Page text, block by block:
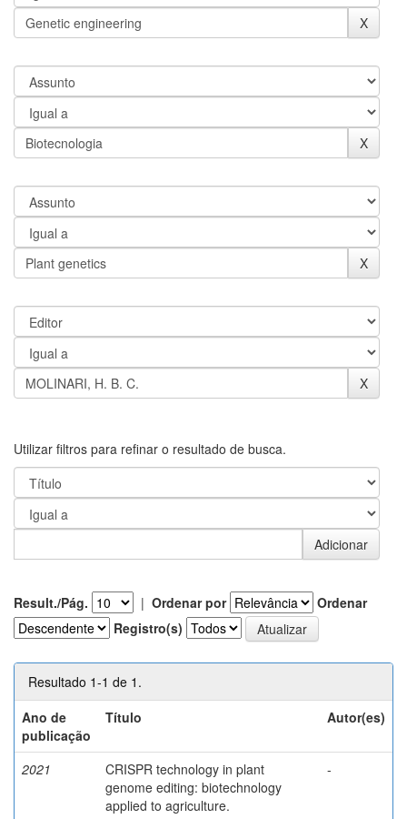
Utilizar filtros para refinar o resultado de busca.
Result./Pág. | Ordenar por
Ordenar
Registro(s)
Resultado 1-1 de 1.
Ano de
publicação
Título Autor(es)
2021
CRISPR technology in plant
genome editing: biotechnology
applied to agriculture.
-